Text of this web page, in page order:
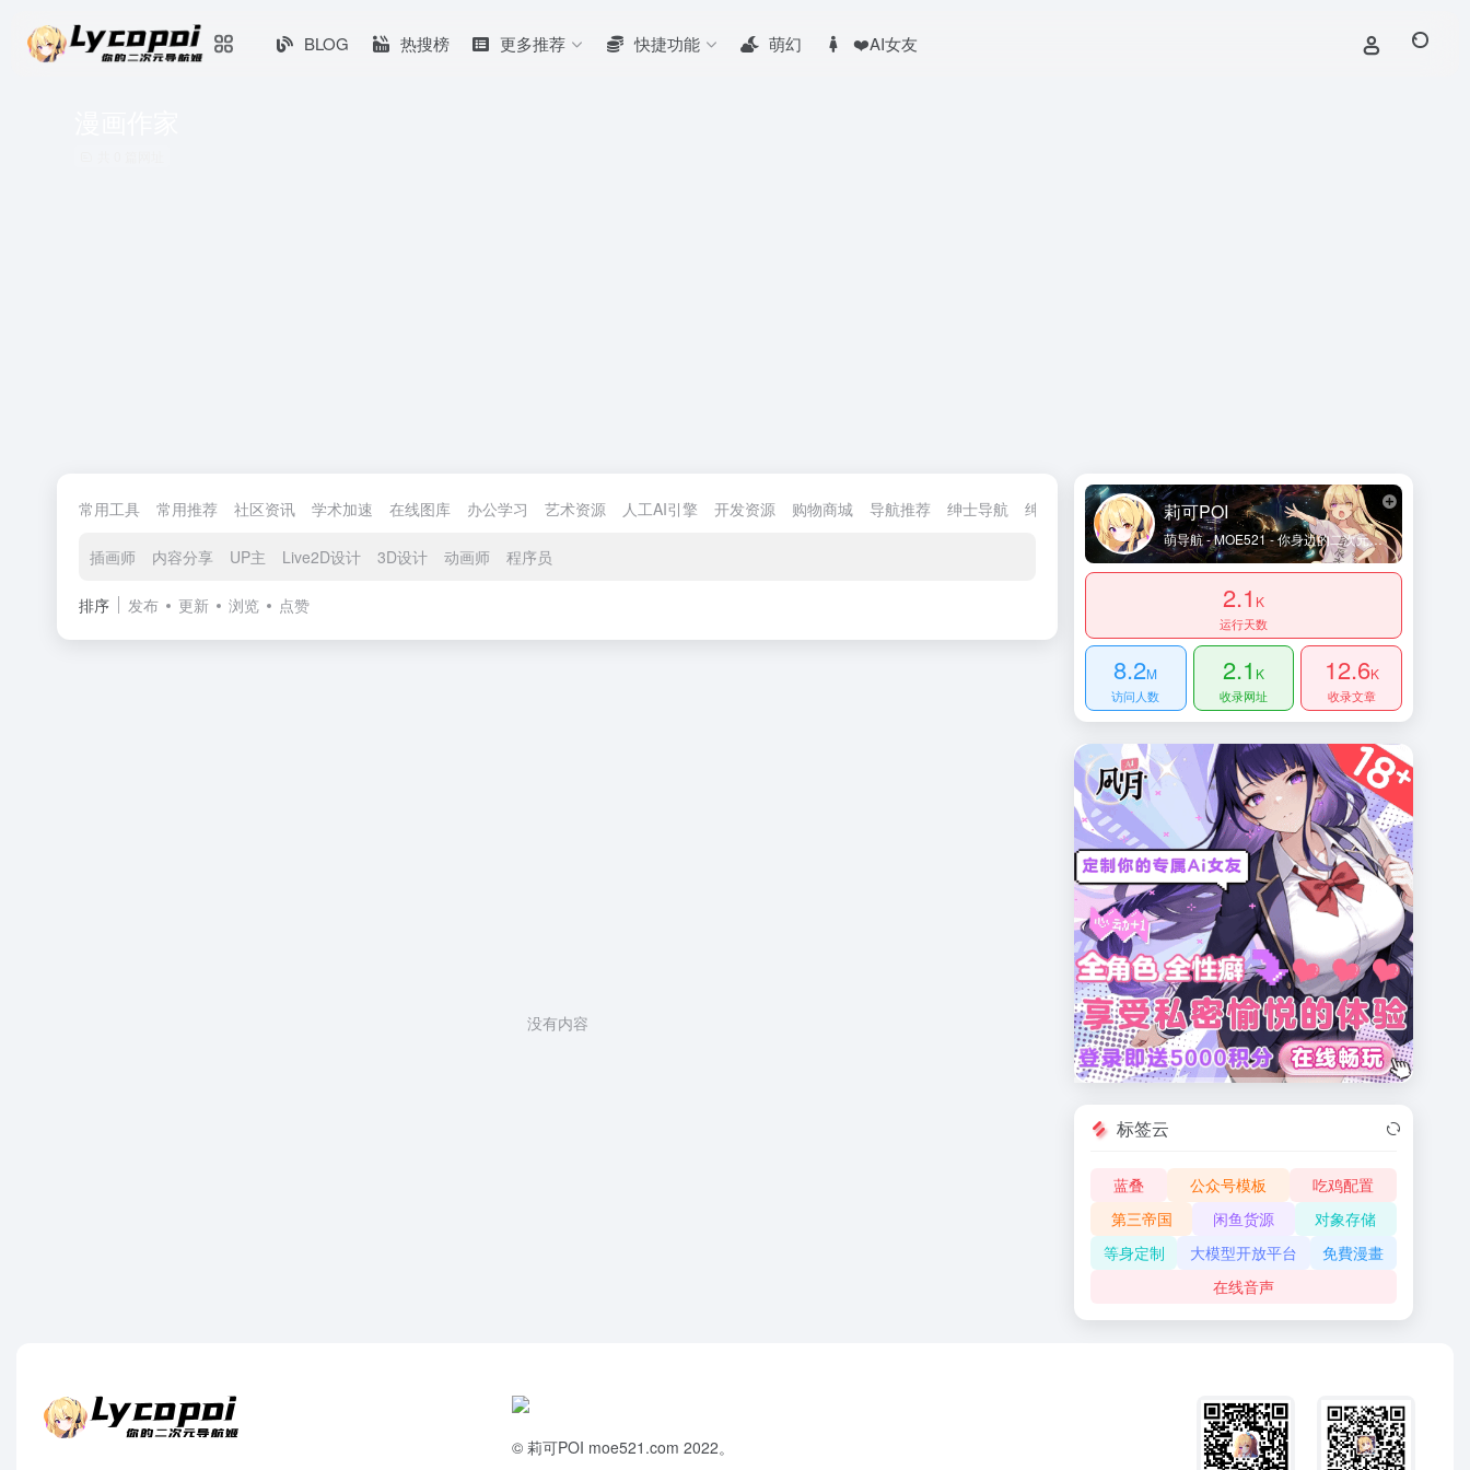
BLOG 热搜榜 更多推荐 快捷功能 萌幻 ❤️AI女友
常用工具 常用推荐 社区资讯 学术加速 在线图库 办公学习 艺术资源 人工AI引擎 开发资源 购物商城 导航推荐 绅士导航 绅士资源 ACGN推荐 虚拟主播推荐 创业资源 行业网站
插画师 内容分享 UP主 Live2D设计 3D设计 动画师 程序员
排序 发布 更新 浏览 点赞
没有内容
莉可POI
萌导航 - MOE521 - 你身边的二次元导航姬 - 及时收录动漫网站及资讯、宅网站、萌网站、动画、漫画、游戏等内容。让您获得更加简单快捷的二次元体验！
2.1 K
运行天数
8.2M
访问人数
2.1 K
收录网址
12.6K
收录文章
标签云
蓝叠 公众号模板
吃鸡配置
第三帝国
闲鱼货源
对象存储
等身定制
大模型开放平台
免費漫畫
在线音声
© 莉可POI moe521.com 2022。